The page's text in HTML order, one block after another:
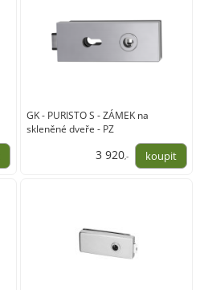
GK - PURISTO S - ZÁMEK na
skleněné dveře - PZ
3 920,-